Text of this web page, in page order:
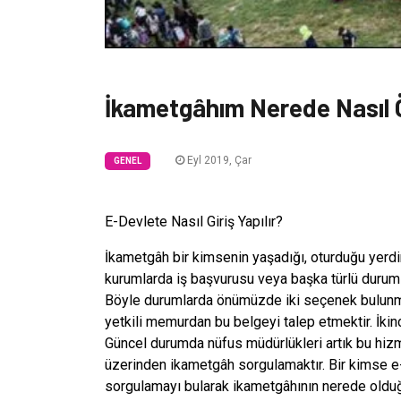
İkametgâhım Nerede
GENEL Eyl 2019, Çar
E-Devlete Nasıl Giriş Yapılır?
İkametgâh bir kimsenin yaşadığı, oturduğu
kurumlarda iş başvurusu veya başka türlü
Böyle durumlarda önümüzde iki seçenek
yetkili memurdan bu belgeyi talep etmektir.
Güncel durumda nüfus müdürlükleri artık bu
üzerinden ikametgâh sorgulamaktır. Bir kimse
sorgulamayı bularak ikametgâhının nerede